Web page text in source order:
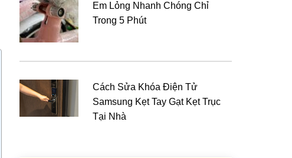
Em Lỏng Nhanh Chóng Chỉ
Trong 5 Phút
Cách Sửa Khóa Điện Tử
Samsung Kẹt Tay Gạt Kẹt Trục
Tại Nhà